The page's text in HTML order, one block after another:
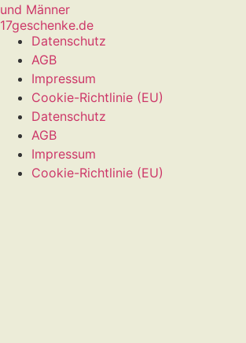
und Männer
17geschenke.de
Datenschutz
AGB
Impressum
Cookie-Richtlinie (EU)
Datenschutz
AGB
Impressum
Cookie-Richtlinie (EU)